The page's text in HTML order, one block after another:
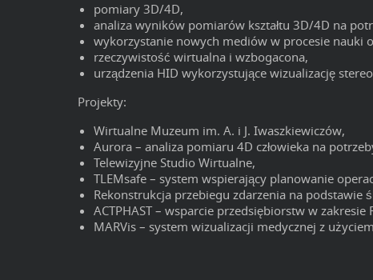
pomiary 3D/4D,
analiza wyników pomiarów kształtu 3D/4D na
wykorzystanie nowych mediów w procesie nauki
rzeczywistość wirtualna i wzbogacona,
urządzenia HID wykorzystujące wizualizację
Projekty:
Wirtualne Muzeum im. A. i J. Iwaszkiewiczów,
Aurora – analiza pomiaru 4D człowieka na
Telewizyjne Studio Wirtualne,
TLEMsafe – system wspierający planowanie
Rekonstrukcja przebiegu zdarzenia na podstawie
ACTPHAST – wsparcie przedsiębiorstw w
MARVis – system wizualizacji medycznej z